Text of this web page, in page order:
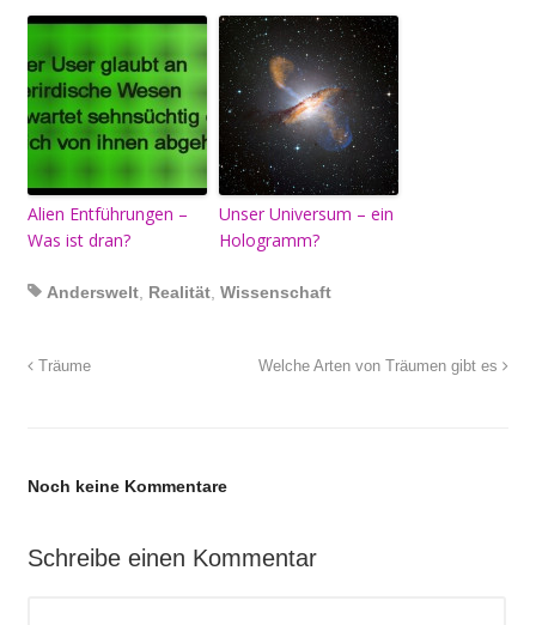
Alien Entführungen –
Was ist dran?
Unser Universum – ein
Hologramm?
Anderswelt, Realität, Wissenschaft
Träume Welche Arten von Träumen gibt es
Noch keine Kommentare
Schreibe einen Kommentar